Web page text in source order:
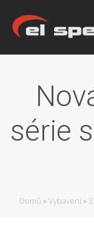
série
Domů »Vybavení»